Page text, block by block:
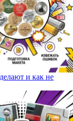
и как не